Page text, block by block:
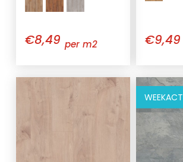
€8,49 per m2 €9,49